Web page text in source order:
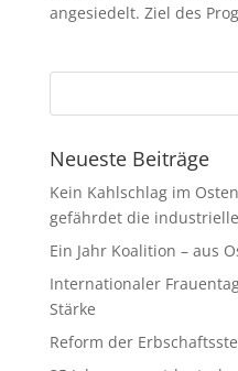
angesiedelt. Ziel des
Neueste Beiträge
Kein Kahlschlag im
gefährdet die
Ein Jahr Koalition – aus
Internationaler
Stärke
Reform der